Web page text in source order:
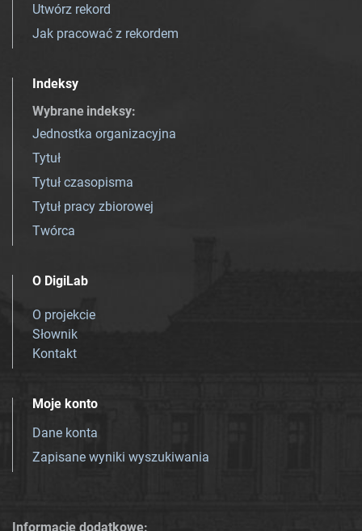
Utwórz rekord
Jak pracować z rekordem
Indeksy
Wybrane indeksy:
Jednostka organizacyjna
Tytuł
Tytuł czasopisma
Tytuł pracy zbiorowej
Twórca
O DigiLab
O projekcie
Słownik
Kontakt
Moje konto
Dane konta
Zapisane wyniki wyszukiwania
Informacje dodatkowe: